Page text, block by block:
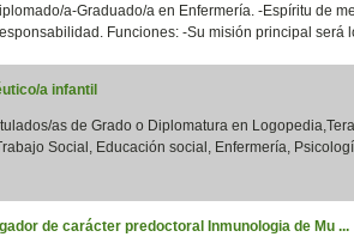
a-Graduado/a en Enfermería. -Espíritu de
Funciones: -Su misión principal será
a infantil
as de Grado o Diplomatura en
Social, Educación social, Enfermería,
de carácter predoctoral Inmunologia de Mu ...